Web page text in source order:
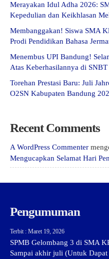
Merayakan Idul Adha 2026:
Kepedulian dan Keikhlasan
Membanggakan! Siswa SMA
Prodi Pendidikan Bahasa
Menembus UPI Bandung!
Atas Keberhasilannya di SNBT
Torehan Prestasi Baru: Juli
O2SN Kabupaten Bandung
Recent Comments
A WordPress Commenter
Mengucapkan Selamat Hari
Pengumuman
Terbit : Maret 19, 2026
SPMB Gelombang 3 di SMA
Sampai akhir juli (Untuk